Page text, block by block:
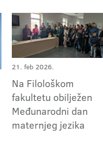
21. feb 2026.
Na Filološkom
fakultetu obilježen
Međunarodni dan
maternjeg jezika